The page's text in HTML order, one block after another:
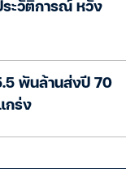
ระวัติการณ์ หวัง
พันล้านส่งปี 70
กร่ง